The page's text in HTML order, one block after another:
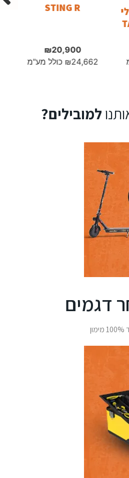
STING R
₪20,900
₪24,662 כולל מע"מ
למובילים?
דגמים